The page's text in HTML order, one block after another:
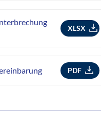
XLSX
PDF